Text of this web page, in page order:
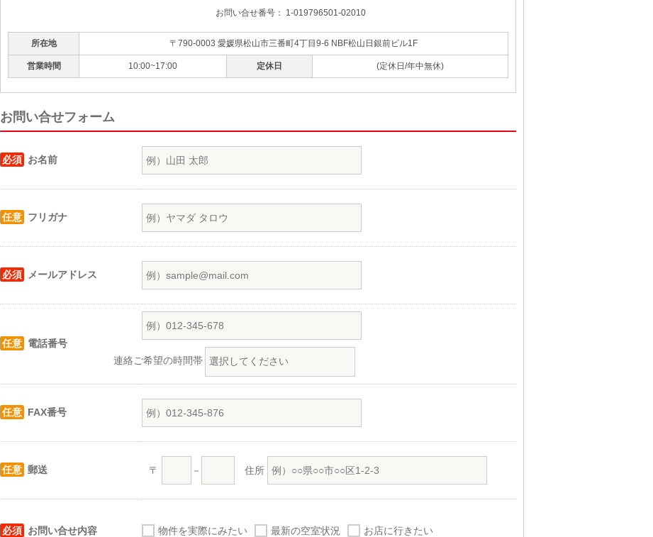
お問い合せ番号： 1-019796501-02010
所在地 〒790-0003 愛媛県松山市三番町4丁目9-6 NBF松山日銀前ビル1F
営業時間 10:00~17:00 定休日 (定休日/年中無休)
お問い合せフォーム
必須 お名前
任意 フリガナ
必須 メールアドレス
任意 電話番号
連絡ご希望の時間帯
任意 FAX番号
任意 郵送 〒 － 住所
必須 お問い合せ内容 物件を実際にみたい 最新の空室状況 お店に行きたい